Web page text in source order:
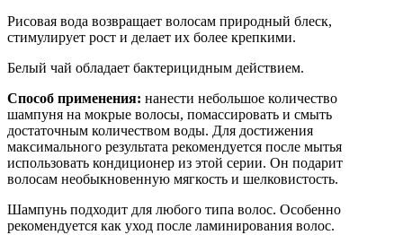
Рисовая вода возвращает волосам природный блеск,
стимулирует рост и делает их более крепкими.
Белый чай обладает бактерицидным действием.
Способ применения: нанести небольшое количество
шампуня на мокрые волосы, помассировать и смыть
достаточным количеством воды. Для достижения
максимального результата рекомендуется после мытья
использовать кондиционер из этой серии. Он подарит
волосам необыкновенную мягкость и шелковистость.
Шампунь подходит для любого типа волос. Особенно
рекомендуется как уход после ламинирования волос.